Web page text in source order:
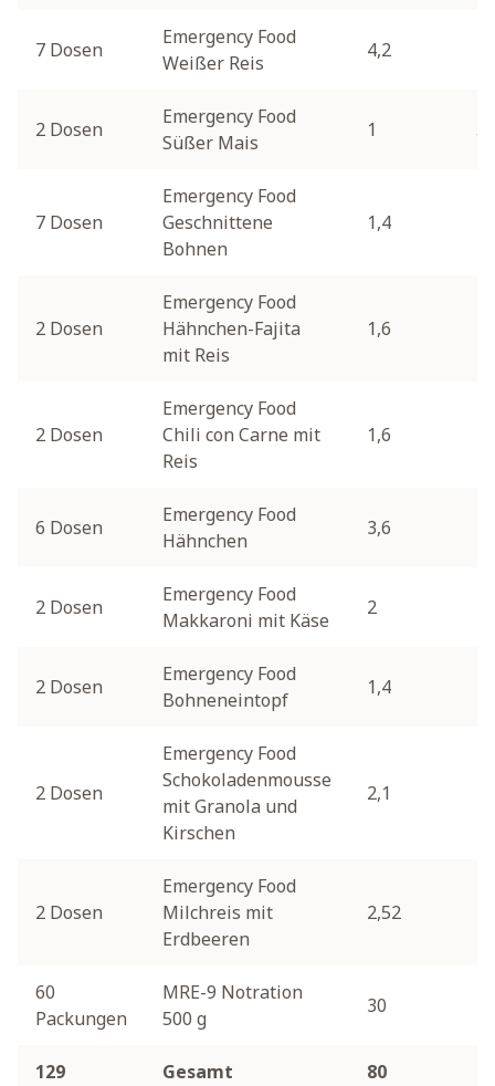
7 Dosen
Emergency Food
Weißer Reis
4,2
2 Dosen
Emergency Food
Süßer Mais
1 50
7 Dosen
Emergency Food
Geschnittene
Bohnen
1,4
2 Dosen
Emergency Food
Hähnchen-Fajita
mit Reis
1,6
2 Dosen
Emergency Food
Chili con Carne mit
Reis
1,6
6 Dosen
Emergency Food
Hähnchen
3,6
2 Dosen
Emergency Food
Makkaroni mit Käse
2
2 Dosen
Emergency Food
Bohneneintopf
1,4
2 Dosen
Emergency Food
Schokoladenmousse
mit Granola und
Kirschen
2,1
2 Dosen
Emergency Food
Milchreis mit
Erdbeeren
2,52
60
Packungen
MRE-9 Notration
500 g
30
129 Gesamt 80